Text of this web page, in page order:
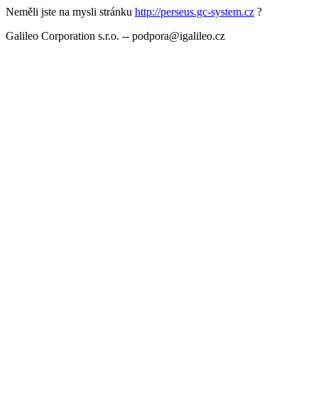
Neměli jste na mysli stránku http://perseus.gc-system.cz ?
Galileo Corporation s.r.o. -- podpora@igalileo.cz